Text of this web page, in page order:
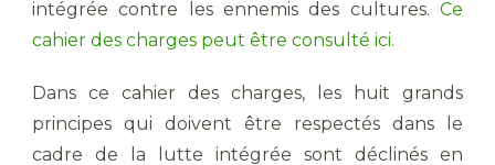
intégrée contre les ennemis des cultures. Ce
cahier des charges peut être consulté ici.
Dans ce cahier des charges, les huit grands
principes qui doivent être respectés dans le
cadre de la lutte intégrée sont déclinés en